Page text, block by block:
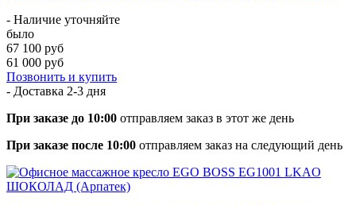
- Наличие уточняйте
было
67 100 руб
61 000 руб
Позвонить и купить
- Доставка 2-3 дня
При заказе до 10:00 отправляем заказ в этот же день
При заказе после 10:00 отправляем заказ на следующий день